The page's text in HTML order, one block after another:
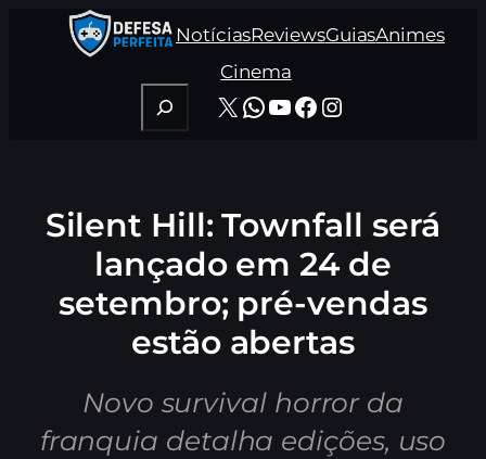
NotíciasReviewsGuiasAnimes
Cinema
Pesquisar
X WhatsApp
Youtube
Facebook
Instagram
Silent Hill: Townfall será
lançado em 24 de
setembro; pré-vendas
estão abertas
Novo survival horror da
franquia detalha edições, uso